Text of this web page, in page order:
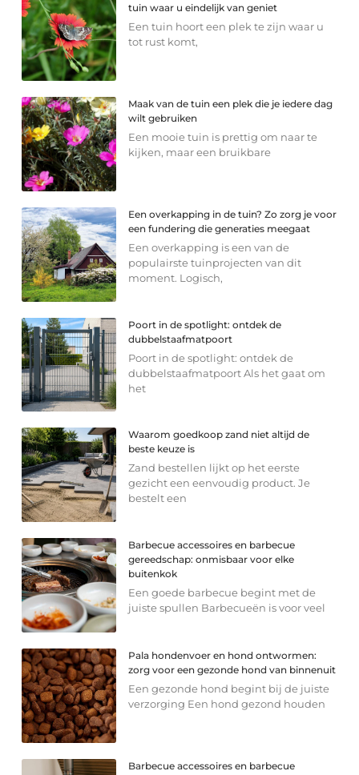
tuin waar u eindelijk van geniet
Een tuin hoort een plek te zijn waar u
tot rust komt,
Maak van de tuin een plek die je iedere dag
wilt gebruiken
Een mooie tuin is prettig om naar te
kijken, maar een bruikbare
Een overkapping in de tuin? Zo zorg je voor
een fundering die generaties meegaat
Een overkapping is een van de
populairste tuinprojecten van dit
moment. Logisch,
Poort in de spotlight: ontdek de
dubbelstaafmatpoort
Poort in de spotlight: ontdek de
dubbelstaafmatpoort Als het gaat om
het
Waarom goedkoop zand niet altijd de
beste keuze is
Zand bestellen lijkt op het eerste
gezicht een eenvoudig product. Je
bestelt een
Barbecue accessoires en barbecue
gereedschap: onmisbaar voor elke
buitenkok
Een goede barbecue begint met de
juiste spullen Barbecueën is voor veel
Pala hondenvoer en hond ontwormen:
zorg voor een gezonde hond van binnenuit
Een gezonde hond begint bij de juiste
verzorging Een hond gezond houden
Barbecue accessoires en barbecue